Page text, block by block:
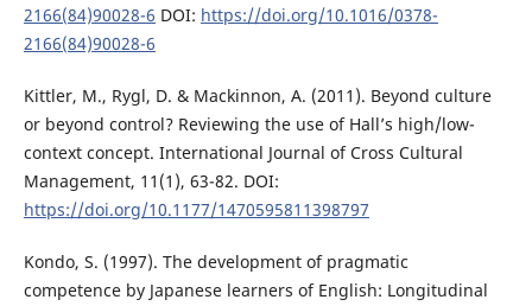
2166(84)90028-6 DOI: https://doi.org/10.1016/0378-
2166(84)90028-6
Kittler, M., Rygl, D. & Mackinnon, A. (2011). Beyond culture
or beyond control? Reviewing the use of Hall’s high/low-
context concept. International Journal of Cross Cultural
Management, 11(1), 63-82. DOI:
https://doi.org/10.1177/1470595811398797
Kondo, S. (1997). The development of pragmatic
competence by Japanese learners of English: Longitudinal